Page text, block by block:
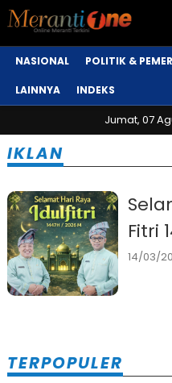
NASIONAL POLITIK &
LAINNYA INDEKS
Jumat, 07
IKLAN
Fitri
14/03/
TERPOPULER